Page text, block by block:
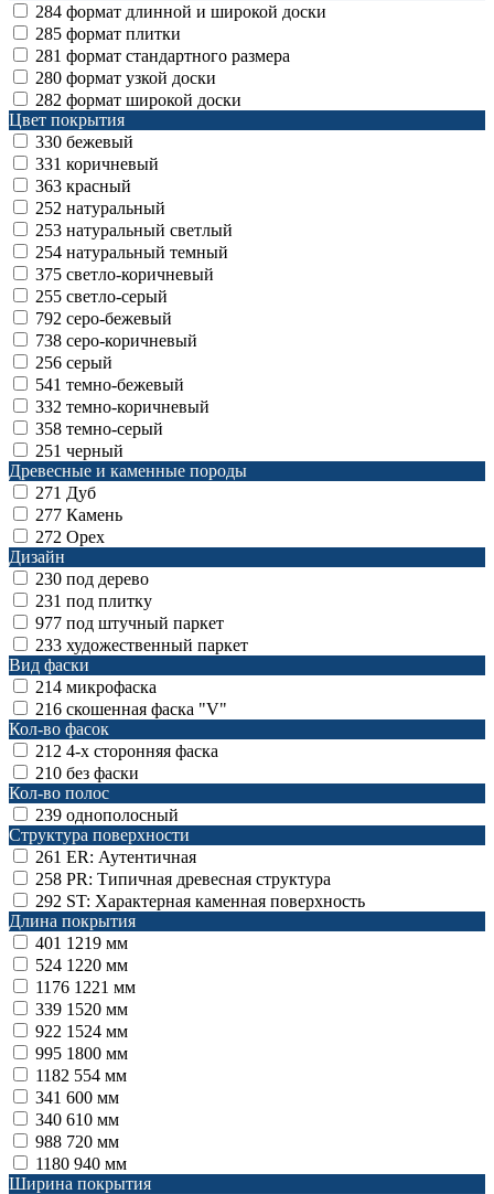
284 формат длинной и широкой доски
285 формат плитки
281 формат стандартного размера
280 формат узкой доски
282 формат широкой доски
Цвет покрытия
330 бежевый
331 коричневый
363 красный
252 натуральный
253 натуральный светлый
254 натуральный темный
375 светло-коричневый
255 светло-серый
792 серо-бежевый
738 серо-коричневый
256 серый
541 темно-бежевый
332 темно-коричневый
358 темно-серый
251 черный
Древесные и каменные породы
271 Дуб
277 Камень
272 Орех
Дизайн
230 под дерево
231 под плитку
977 под штучный паркет
233 художественный паркет
Вид фаски
214 микрофаска
216 скошенная фаска "V"
Кол-во фасок
212 4-х сторонняя фаска
210 без фаски
Кол-во полос
239 однополосный
Структура поверхности
261 ER: Аутентичная
258 PR: Типичная древесная структура
292 ST: Характерная каменная поверхность
Длина покрытия
401 1219 мм
524 1220 мм
1176 1221 мм
339 1520 мм
922 1524 мм
995 1800 мм
1182 554 мм
341 600 мм
340 610 мм
988 720 мм
1180 940 мм
Ширина покрытия